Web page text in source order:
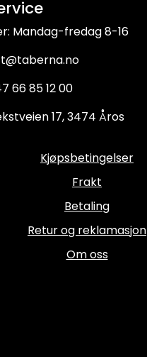
Mandag-fredag 8-16
66 85 12 00
17, 3474 Åros
Kjøpsbetingelser
Frakt
Betaling
Retur og reklamasjon
Om oss